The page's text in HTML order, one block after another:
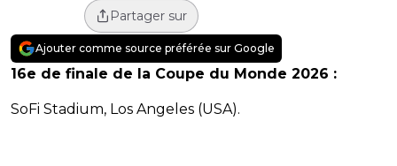
Partager sur
Ajouter comme source préférée sur Google
16e de finale de la Coupe du Monde 2026 :
SoFi Stadium, Los Angeles (USA).